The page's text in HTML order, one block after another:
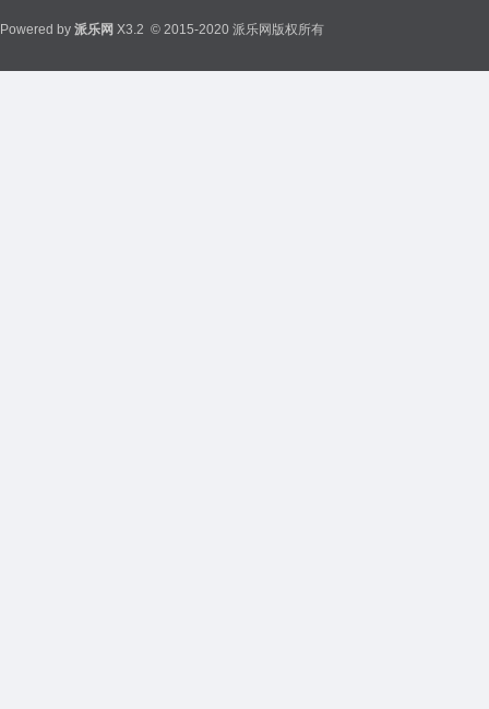
Powered by 派乐网 X3.2 © 2015-2020 派乐网版权所有